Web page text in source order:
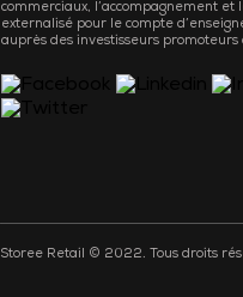
commerciaux, l’accompagnement et
externalisé pour le compte
auprès des investisseurs promoteurs
Storee Retail © 2022. Tous droits